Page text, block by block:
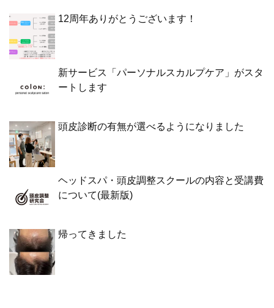
12周年ありがとうございます！
新サービス「パーソナルスカルプケア」がスタ
ートします
頭皮診断の有無が選べるようになりました
ヘッドスパ・頭皮調整スクールの内容と受講費
について(最新版)
帰ってきました